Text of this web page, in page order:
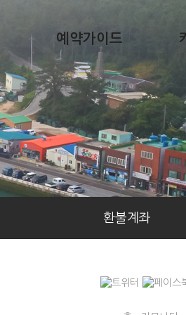
예약가이드
환불계좌